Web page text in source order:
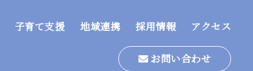
子育て支援 地域連携 採用情報 アクセス
お問い合わせ